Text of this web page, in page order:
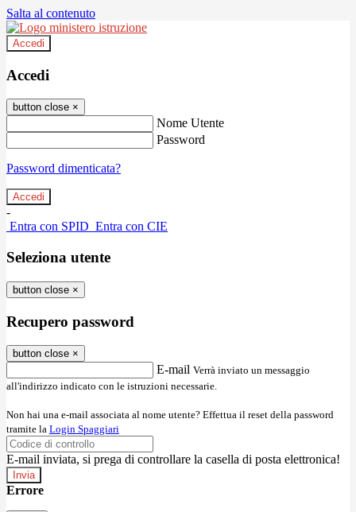
Salta al contenuto
Accedi
Accedi
button close ×
Nome Utente
Password
Password dimenticata?
-
Entra con SPID Entra con CIE
Seleziona utente
button close ×
Recupero password
button close ×
E-mail Verrà inviato un messaggio
all'indirizzo indicato con le istruzioni necessarie.
Non hai una e-mail associata al nome utente? Effettua il reset della password
tramite la Login Spaggiari
E-mail inviata, si prega di controllare la casella di posta elettronica!
Errore